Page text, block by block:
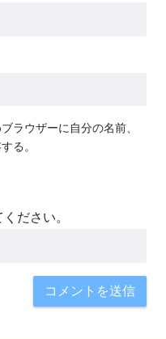
ラウザーに自分の名前、
る。
ださい。